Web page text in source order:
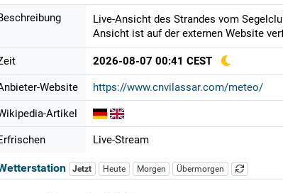
Live-Ansicht des Strandes vom
Ansicht ist auf der externen Website
2026-08-07 00:41 CEST
Website https://www.cnvilassar.com/meteo/
Artikel
Live-Stream
Jetzt Heute Morgen Übermorgen